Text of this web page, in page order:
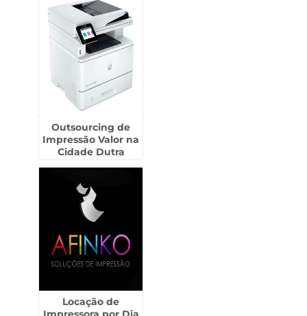
Outsourcing de
Impressão Valor na
Cidade Dutra
Locação de